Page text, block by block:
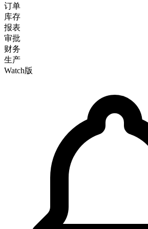
订单
库存
报表
审批
财务
生产
Watch版